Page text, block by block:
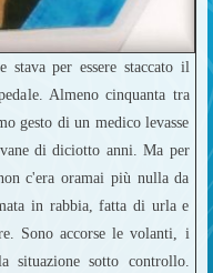
per essere staccato il
Almeno cinquanta tra
gesto di un medico levasse
di diciotto anni. Ma per
c'era oramai più nulla da
in rabbia, fatta di urla e
Sono accorse le volanti, i
situazione sotto controllo.